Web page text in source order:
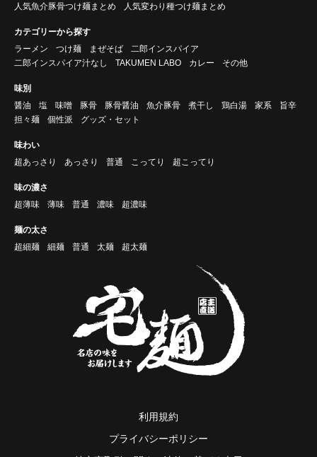
人気魚介豚骨つけ麺まとめ
人気変わり種つけ麺まとめ
カテゴリーから探す
ラーメン
つけ麺 まぜそば
二郎インスパイア
二郎インスパイア汁なし
TAKUMEN LABO カレー その他
味別
醤油
塩 味噌 豚骨 豚骨醤油 魚介豚骨 煮干し 鶏白湯 家系
旨辛
担々麺
個性派 グッズ・セット
味わい
超あっさり
あっさり 普通 こってり 超こってり
味の濃さ
超薄味
薄味 普通 濃味 超濃味
麺の太さ
超細麺
細麺 普通 太麺 超太麺
利用規約
プライバシーポリシー